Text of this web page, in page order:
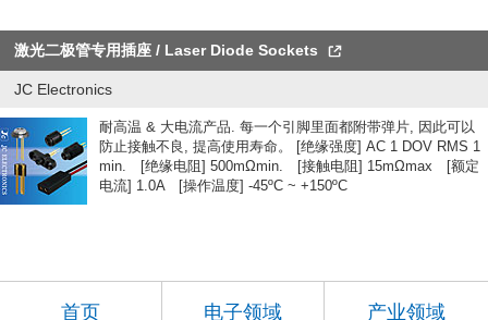
激光二极管专用插座 / Laser Diode Sockets
JC Electronics
耐高温 & 大电流产品. 每一个引脚里面都附带弹片, 因此可以
防止接触不良, 提高使用寿命。 [绝缘强度] AC 1 DOV RMS 1
min. [绝缘电阻] 500mΩmin. [接触电阻] 15mΩmax [额定
电流] 1.0A [操作温度] -45ºC ~ +150ºC
首页 电子领域 产业领域